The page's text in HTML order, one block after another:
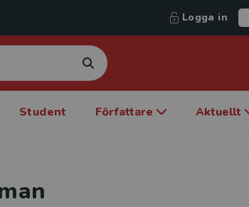
Logga in
Student Författare Aktuellt